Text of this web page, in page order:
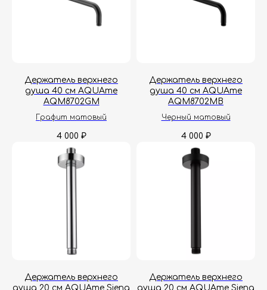
Держатель верхнего
душа 40 см AQUAme
AQM8702GM
Графит матовый
4 000 ₽
Держатель верхнего
душа 40 см AQUAme
AQM8702MB
Черный матовый
4 000 ₽
Держатель верхнего
душа 20 см AQUAme Siena
Держатель верхнего
душа 20 см AQUAme Siena